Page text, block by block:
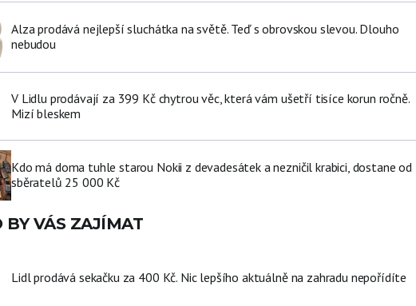
Alza prodává nejlepší sluchátka na světě. Teď s obrovskou slevou. Dlouho
nebudou
V Lidlu prodávají za 399 Kč chytrou věc, která vám ušetří tisíce korun ročně.
Mizí bleskem
Kdo má doma tuhle starou Nokii z devadesátek a nezničil krabici, dostane od
sběratelů 25 000 Kč
BY VÁS ZAJÍMAT
Lidl prodává sekačku za 400 Kč. Nic lepšího aktuálně na zahradu nepořídíte